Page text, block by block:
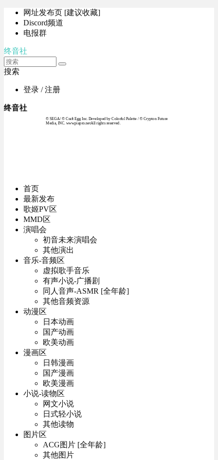
网址发布页 [建议收藏]
Discord频道
电报群
终音社
搜索
登录 / 注册
终音社
© SEGA / © Craft Egg Inc. Developed by Colorful Palette / © Crypton Future
Media, INC. www.piapro.netAll rights reserved.
首页
最新发布
歌姬PV区
MMD区
演唱会
初音未来演唱会
其他演出
音乐-音频区
虚拟歌手音乐
有声小说-广播剧
同人音声-ASMR [全年龄]
其他音频资源
动漫区
日本动画
国产动画
欧美动画
漫画区
日韩漫画
国产漫画
欧美漫画
小说-读物区
网文小说
日式轻小说
其他读物
图片区
ACG图片 [全年龄]
其他图片